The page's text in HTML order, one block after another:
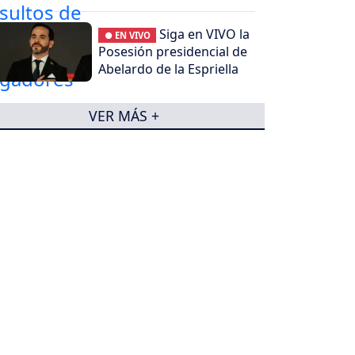
● EN VIVO
Siga en VIVO la
Posesión presidencial de
Abelardo de la Espriella
VER MÁS +